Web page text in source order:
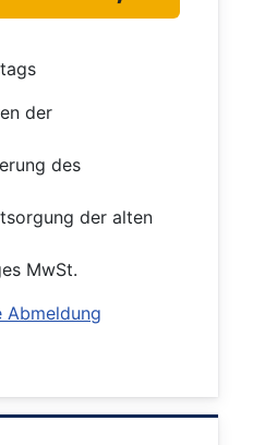
der
des
der alten
MwSt.
Abmeldung